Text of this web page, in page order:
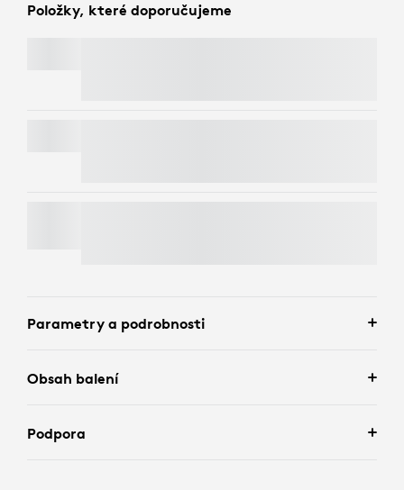
Položky, které doporučujeme
Parametry a podrobnosti
Obsah balení
Podpora